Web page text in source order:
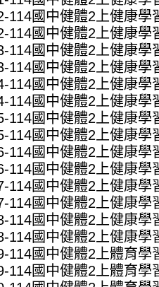
114國中健體2上健康學
114國中健體2上健康學
114國中健體2上健康學
114國中健體2上健康學
114國中健體2上健康學
114國中健體2上健康學
114國中健體2上健康學
114國中健體2上健康學
114國中健體2上健康學
114國中健體2上健康學
114國中健體2上健康學
114國中健體2上健康學
114國中健體2上健康學
114國中健體2上健康學
114國中健體2上體育學
114國中健體2上體育學